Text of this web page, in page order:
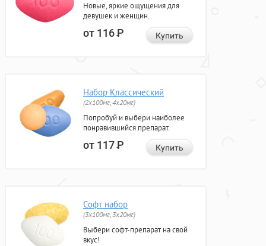
Новые, яркие ощущения для
девушек и женщин.
от 116Р Купить
Набор Классический
(2x100мг, 4x20мг)
Попробуй и выбери наиболее
понравившийся препарат.
от 117Р Купить
Софт набор
(3x100мг, 3x20мг)
Выбери софт-препарат на свой
вкус!